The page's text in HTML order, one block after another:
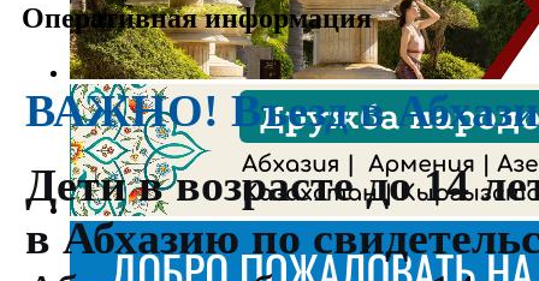
Оперативная информация
ВАЖНО! Въезд в
Дети в возрасте до 14
в Абхазию по